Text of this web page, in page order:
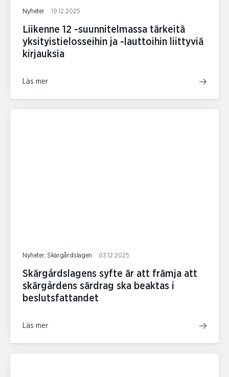
Nyheter 19.12.2025
Liikenne 12 -suunnitelmassa tärkeitä
yksityistielosseihin ja -lauttoihin liittyviä
kirjauksia
Läs mer
Nyheter, Skärgårdslagen 03.12.2025
Skärgårdslagens syfte är att främja att
skärgårdens särdrag ska beaktas i
beslutsfattandet
Läs mer